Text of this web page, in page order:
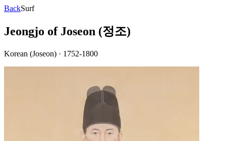
BackSurf
Jeongjo of Joseon (정조)
Korean (Joseon) · 1752-1800